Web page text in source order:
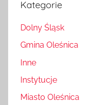
Kategorie
Dolny Śląsk
Gmina Oleśnica
Inne
Instytucje
Miasto Oleśnica